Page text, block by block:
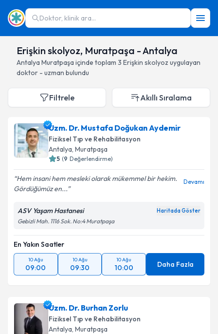
Doktor, klinik ara...
Erişkin skolyoz, Muratpaşa - Antalya
Antalya Muratpaşa içinde toplam 3 Erişkin skolyoz uygulayan
doktor - uzman bulundu
Filtrele Akıllı Sıralama
Uzm. Dr. Mustafa Doğukan Aydemir
Fiziksel Tıp ve Rehabilitasyon
Antalya, Muratpaşa
5 (9 Değerlendirme)
Hem insani hem mesleki olarak mükemmel bir hekim.
Gördüğümüz en...
Devamı
ASV Yaşam Hastanesi Haritada Göster
Gebizli Mah. 1116 Sok. No:4 Muratpaşa
En Yakın Saatler
10 Ağu
09:00
10 Ağu
09:30
10 Ağu
10:00 Daha Fazla
Uzm. Dr. Burhan Zorlu
Fiziksel Tıp ve Rehabilitasyon
Antalya, Muratpaşa